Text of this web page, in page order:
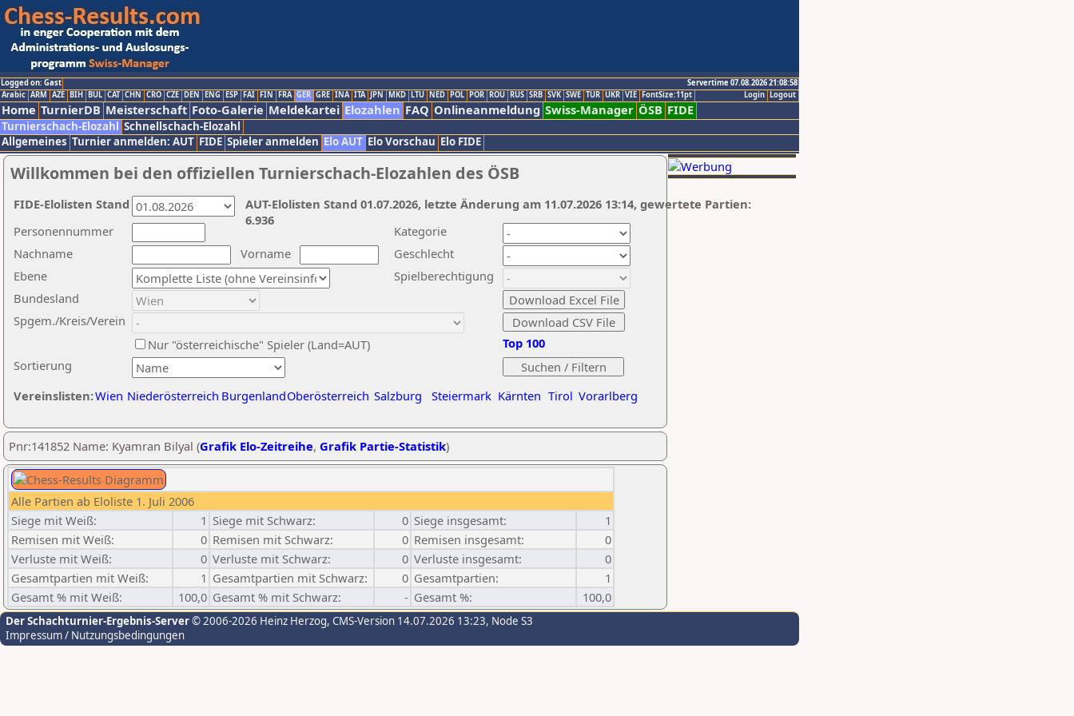
Logged on: Gast
Servertime 07.08.2026 21:08:58
Logout
Login
Arabic ARM AZE BIH BUL CAT CHN CRO CZE DEN ENG ESP FAI FIN FRA GER GRE INA ITA JPN MKD LTU NED POL POR ROU RUS SRB SVK SWE TUR UKR VIE FontSize:11pt
Home TurnierDB Meisterschaft Foto-Galerie Meldekartei Elozahlen FAQ Onlineanmeldung Swiss-Manager ÖSB FIDE
Turnierschach-Elozahl Schnellschach-Elozahl
Allgemeines Turnier anmelden: AUT FIDE Spieler anmelden Elo AUT Elo Vorschau Elo FIDE
Willkommen bei den offiziellen Turnierschach-Elozahlen des ÖSB
Nachname
Vorname
Ebene
Kategorie
Sortierung
Personennummer
Bundesland
Spgem./Kreis/Verein
Geschlecht
Nur "österreichische" Spieler (Land=AUT)
Spielberechtigung
Vereinslisten:Wien Niederösterreich BurgenlandOberösterreich Salzburg Steiermark Kärnten Tirol Vorarlberg
Top 100
AUT-Elolisten Stand 01.07.2026, letzte Änderung am 11.07.2026 13:14, gewertete Partien:
6.936
FIDE-Elolisten Stand
Pnr:141852 Name: Kyamran Bilyal (Grafik Elo-Zeitreihe, Grafik Partie-Statistik)
Alle Partien ab Eloliste 1. Juli 2006
Siege mit Weiß:
1 Siege mit Schwarz: 0 Siege insgesamt:
1
Remisen mit Weiß:
0 Remisen mit Schwarz: 0 Remisen insgesamt:
0
Verluste mit Weiß:
0 Verluste mit Schwarz: 0 Verluste insgesamt:
0
Gesamtpartien mit Weiß:
1 Gesamtpartien mit Schwarz: 0 Gesamtpartien:
1
Gesamt % mit Weiß:
100,0 Gesamt % mit Schwarz: - Gesamt %: 100,0
Der Schachturnier-Ergebnis-Server© 2006-2026 Heinz Herzog, CMS-Version 14.07.2026 13:23, Node S3
Impressum / Nutzungsbedingungen